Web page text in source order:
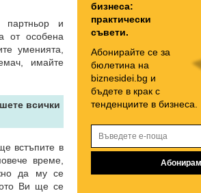
партньор и
от особена
уменията,
имайте
всички
встъпите в
време,
да му се
Ви ще се
бизнеса:
практически
съвети.
Абонирайте се за
бюлетина на
biznesidei.bg и
бъдете в крак с
тенденциите в бизнеса.